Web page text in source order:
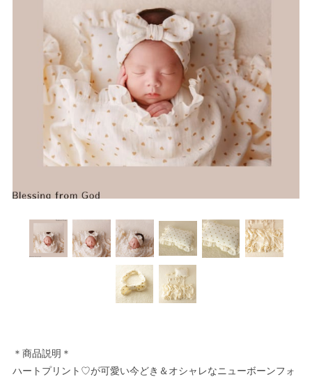
＊商品説明＊
ハートプリント♡が可愛い今どき＆オシャレなニューボーンフォ